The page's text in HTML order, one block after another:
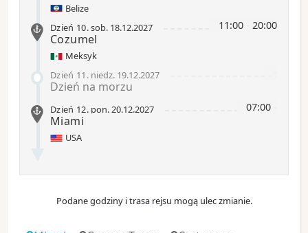
Belize
11:00 20:00
Dzień 10.sob.18.12.2027
Cozumel
Meksyk
Dzień 11 . niedz.19.12.2027
Dzień na morzu
07:00
Dzień 12. pon.20.12.2027
Miami
USA
Podane godziny i trasa rejsu mogą ulec zmianie.